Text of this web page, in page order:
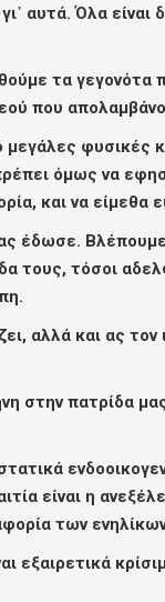
αυτά. Όλα
τα
που
φυσικές
όμως να
και να
έδωσε.
τους, τόσοι
αλλά και ας
στην πατρίδα
είναι η
των